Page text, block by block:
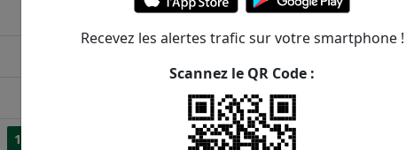
188m
117
Recevez les alertes trafic sur votre smartphone !
Scannez le QR Code :